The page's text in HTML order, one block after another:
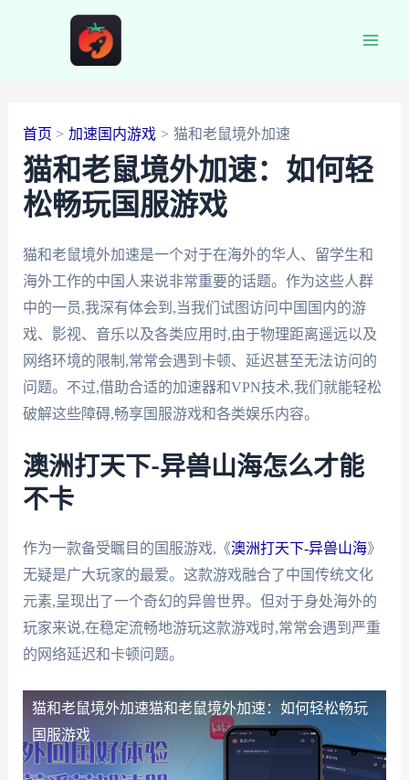
首页 加速国内游戏 猫和老鼠境外加速
猫和老鼠境外加速：如何轻
松畅玩国服游戏
猫和老鼠境外加速是一个对于在海外的华人、留学生和
海外工作的中国人来说非常重要的话题。作为这些人群
中的一员,我深有体会到,当我们试图访问中国国内的游
戏、影视、音乐以及各类应用时,由于物理距离遥远以及
网络环境的限制,常常会遇到卡顿、延迟甚至无法访问的
问题。不过,借助合适的加速器和VPN技术,我们就能轻松
破解这些障碍,畅享国服游戏和各类娱乐内容。
澳洲打天下-异兽山海怎么才能
不卡
作为一款备受瞩目的国服游戏,《澳洲打天下-异兽山海》
无疑是广大玩家的最爱。这款游戏融合了中国传统文化
元素,呈现出了一个奇幻的异兽世界。但对于身处海外的
玩家来说,在稳定流畅地游玩这款游戏时,常常会遇到严重
的网络延迟和卡顿问题。
猫和老鼠境外加速猫和老鼠境外加速：如何轻松畅玩
国服游戏